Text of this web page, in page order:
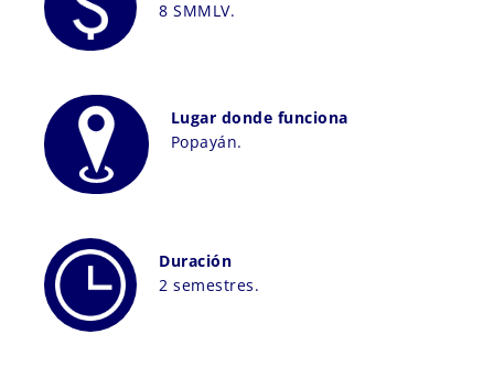
8 SMMLV.
Lugar donde funciona
Popayán.
Duración
2 semestres.